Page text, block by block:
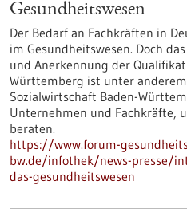
Gesundheitswesen
Der Bedarf an Fachkräften in
im Gesundheitswesen. Doch
und Anerkennung der
Württemberg ist unter
Sozialwirtschaft Baden-
Unternehmen und Fachkräfte,
beraten.
https://www.forum-
bw.de/infothek/news-presse/
das-gesundheitswesen